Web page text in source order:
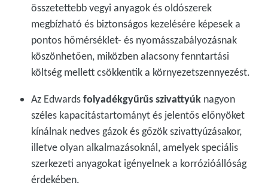
összetettebb vegyi anyagok és oldószerek
megbízható és biztonságos kezelésére képesek a
pontos hőmérséklet- és nyomásszabályozásnak
köszönhetően, miközben alacsony fenntartási
költség mellett csökkentik a környezetszennyezést.
Az Edwardsfolyadékgyűrűs szivattyúk nagyon
széles kapacitástartományt és jelentős előnyöket
kínálnak nedves gázok és gőzök szivattyúzásakor,
illetve olyan alkalmazásoknál, amelyek speciális
szerkezeti anyagokat igényelnek a korrózióállóság
érdekében.